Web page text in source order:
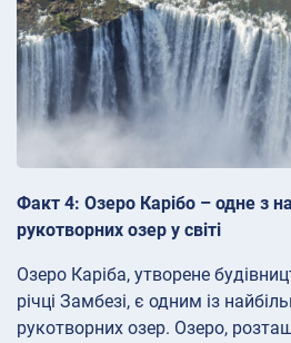
Факт 4: Озеро Карібо – одне з
рукотворних озер у світі
Озеро Каріба, утворене
річці Замбезі, є одним із
рукотворних озер. Озеро,